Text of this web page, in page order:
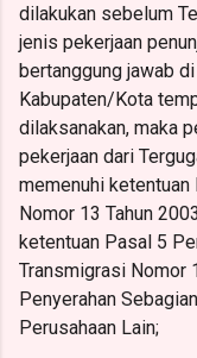
dilakukan sebelum
jenis pekerjaan
bertanggung jawab
Kabupaten/Kota
dilaksanakan, maka
pekerjaan dari
memenuhi ketentuan
Nomor 13 Tahun
ketentuan Pasal 5
Transmigrasi Nomor
Penyerahan Sebagian
Perusahaan Lain;